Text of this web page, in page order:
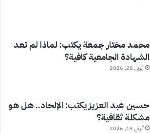
محمد مختار جمعة يكتب: لماذا لم تعد
الشهادة الجامعية كافية؟
أبريل 28, 2026
حسين عبد العزيز يكتب: الإلحاد.. هل هو
مشكلة ثقافية؟
أبريل 19, 2026